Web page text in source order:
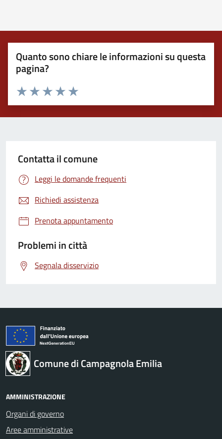
Quanto sono chiare le informazioni su questa
pagina?
Valuta 5 stelle su 5
Valuta 4 stelle su 5
Valuta 3 stelle su 5
Valuta 2 stelle su 5
Valuta 1 stelle su 5
Contatta il comune
Leggi le domande frequenti
Richiedi assistenza
Prenota appuntamento
Problemi in città
Segnala disservizio
Comune di Campagnola Emilia
AMMINISTRAZIONE
Organi di governo
Aree amministrative